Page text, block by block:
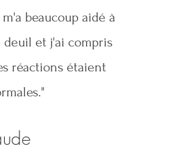
beaucoup aidé à
et j'ai compris
réactions étaient